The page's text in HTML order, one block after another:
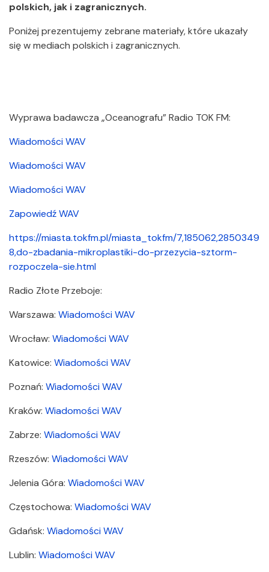
polskich, jak i zagranicznych.
Poniżej prezentujemy zebrane materiały, które ukazały
się w mediach polskich i zagranicznych.
Wyprawa badawcza „Oceanografu” Radio TOK FM:
Wiadomości WAV
Wiadomości WAV
Wiadomości WAV
Zapowiedź WAV
https://miasta.tokfm.pl/miasta_tokfm/7,185062,2850349
8,do-zbadania-mikroplastiki-do-przezycia-sztorm-
rozpoczela-sie.html
Radio Złote Przeboje:
Warszawa: Wiadomości WAV
Wrocław: Wiadomości WAV
Katowice: Wiadomości WAV
Poznań: Wiadomości WAV
Kraków: Wiadomości WAV
Zabrze: Wiadomości WAV
Rzeszów: Wiadomości WAV
Jelenia Góra: Wiadomości WAV
Częstochowa: Wiadomości WAV
Gdańsk: Wiadomości WAV
Lublin: Wiadomości WAV